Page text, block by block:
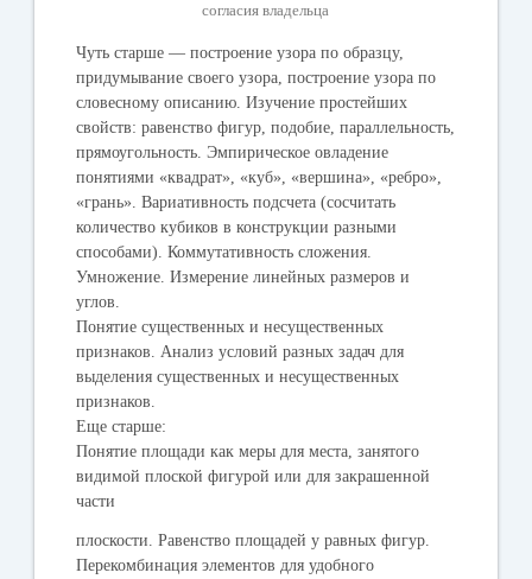
согласия владельца
Чуть старше — построение узора по образцу,
придумывание своего узора, построение узора по
словесному описанию. Изучение простейших
свойств: равенство фигур, подобие, параллельность,
прямоугольность. Эмпирическое овладение
понятиями «квадрат», «куб», «вершина», «ребро»,
«грань». Вариативность подсчета (сосчитать
количество кубиков в конструкции разными
способами). Коммутативность сложения.
Умножение. Измерение линейных размеров и
углов.
Понятие существенных и несущественных
признаков. Анализ условий разных задач для
выделения существенных и несущественных
признаков.
Еще старше:
Понятие площади как меры для места, занятого
видимой плоской фигурой или для закрашенной
части
плоскости. Равенство площадей у равных фигур.
Перекомбинация элементов для удобного